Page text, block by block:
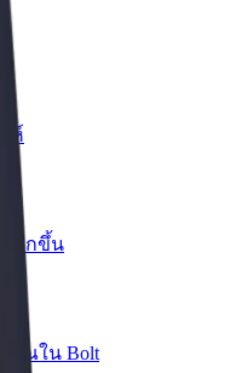
ห์
มากขึ้น
คุณใน Bolt